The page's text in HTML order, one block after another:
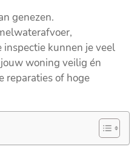
genezen.
kunnen je veel
woning veilig én
reparaties of hoge